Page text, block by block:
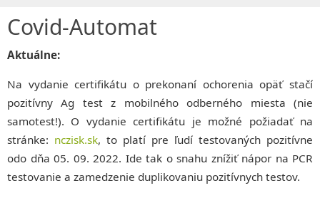
Covid-Automat
Aktuálne:
Na vydanie certifikátu o prekonaní ochorenia opäť stačí
pozitívny Ag test z mobilného odberného miesta (nie
samotest!). O vydanie certifikátu je možné požiadať na
stránke: nczisk.sk, to platí pre ľudí testovaných pozitívne
odo dňa 05. 09. 2022. Ide tak o snahu znížiť nápor na PCR
testovanie a zamedzenie duplikovaniu pozitívnych testov.